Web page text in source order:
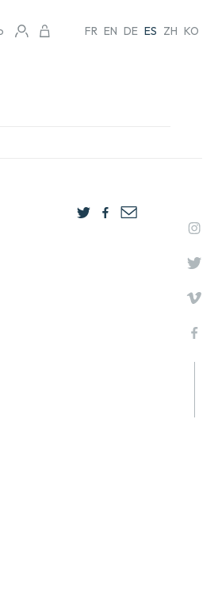
FR EN DE ES ZH KO